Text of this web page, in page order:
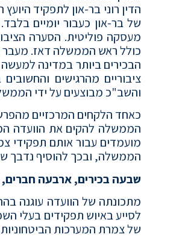
הדין רוני בר-און לתפקיד
של בר-און כעבור יומיים
מעסקה פוליטית. הסערה
כולל ראש הממשלה דאז. מעבר
הבכירים ביותר במדינה
ציבוריים מהרגישים
והשב"כ מבוצעים על ידי
כאחד הלקחים המרכזיים
הממשלה להקים את הוועדה
מועמדים עבור אותם תפקידי
הממשלה, ובכך להוסיף נדבך של
שבעה בכירים, ארבעה
לסייע באיוש תפקידים בעלי
של צמרת המערכות